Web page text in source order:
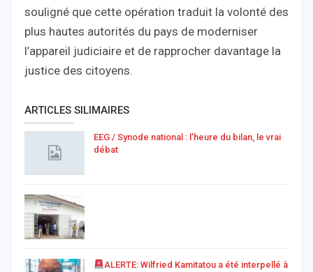
souligné que cette opération traduit la volonté des
plus hautes autorités du pays de moderniser
l’appareil judiciaire et de rapprocher davantage la
justice des citoyens.
ARTICLES SILIMAIRES
EEG / Synode national : l’heure du bilan, le vrai
débat
ALERTE: Wilfried Kamitatou a été interpellé à